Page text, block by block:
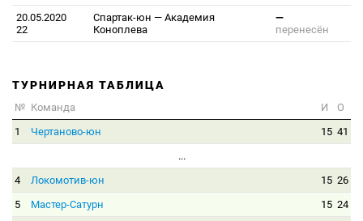
20.05.2020
22
Спартак-юн — Академия
Коноплева
—
перенесён
ТУРНИРНАЯ ТАБЛИЦА
№ Команда И
О
1
Чертаново-юн 15 41
...
4
Локомотив-юн 15 26
5
Мастер-Сатурн 15 24